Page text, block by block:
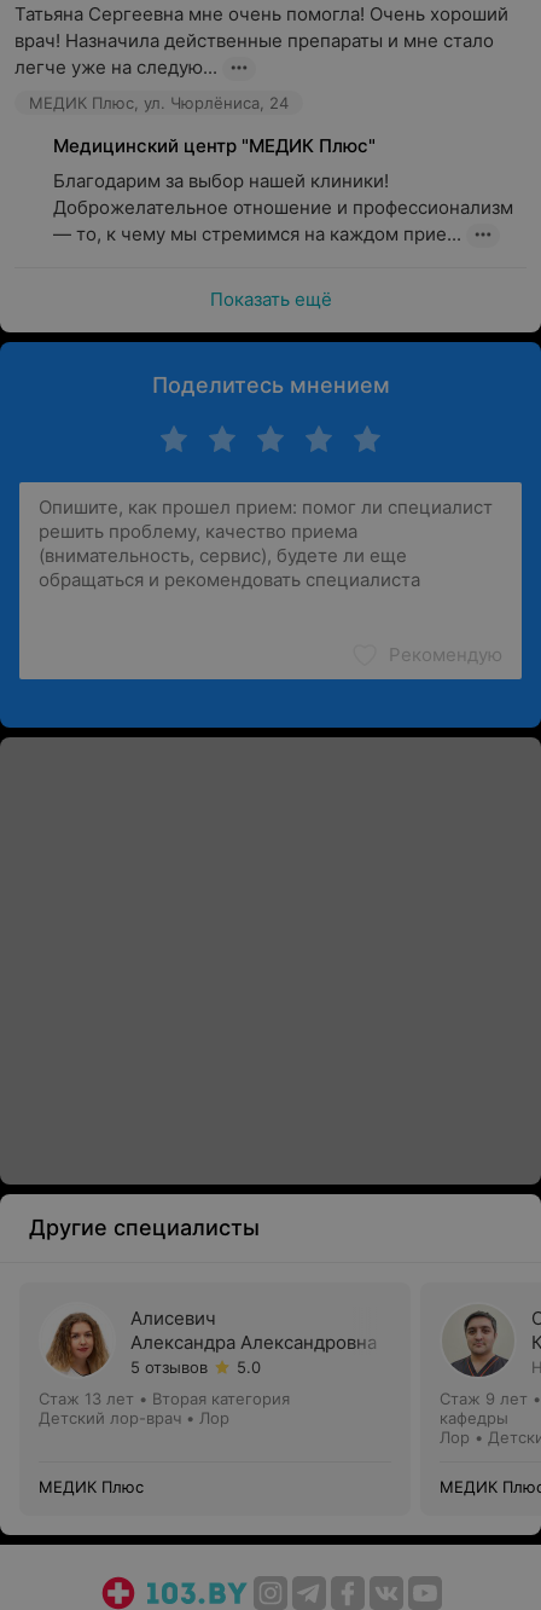
Татьяна Сергеевна мне очень помогла! Очень хороший
врач! Назначила действенные препараты и мне стало
легче уже на следую...
МЕДИК Плюс, ул. Чюрлёниса, 24
Медицинский центр "МЕДИК Плюс"
Благодарим за выбор нашей клиники!
Доброжелательное отношение и профессионализм
— то, к чему мы стремимся на каждом прие...
Показать ещё
Поделитесь мнением
Рекомендую
Другие специалисты
Алисевич
Александра Александровна
5 отзывов
5.0
Стаж 13 лет • Вторая категория
Детский лор-врач • Лор
МЕДИК Плюс
Стаж 9 лет
кафедры
Лор •
МЕДИК